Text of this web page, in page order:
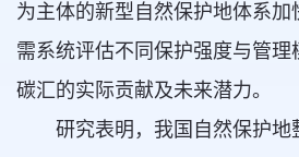
为主体的新型自然保护地体系加
需系统评估不同保护强度与管
碳汇的实际贡献及未来潜力。
研究表明，我国自然保护